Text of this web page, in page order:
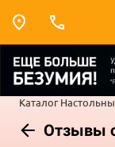
Каталог
Отзывы